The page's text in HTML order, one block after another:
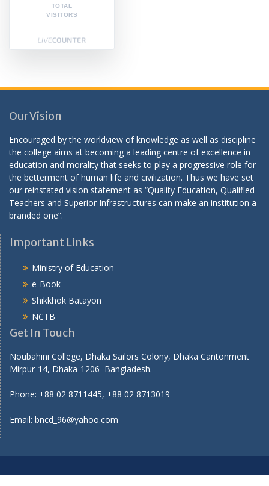
TOTAL
VISITORS
Our Vision
Encouraged by the worldview of knowledge as well as discipline
the college aims at becoming a leading centre of excellence in
education and morality that seeks to play a progressive role for
the betterment of human life and civilization. Thus we have set
our reinstated vision statement as “Quality Education, Qualified
Teachers and Superior Infrastructures can make an institution a
branded one”.
Important Links
Ministry of Education
e-Book
Shikkhok Batayon
NCTB
Get In Touch
Noubahini College, Dhaka Sailors Colony, Dhaka Cantonment
Mirpur-14, Dhaka-1206 Bangladesh.
Phone: +88 02 8711445, +88 02 8713019
Email: bncd_96@yahoo.com